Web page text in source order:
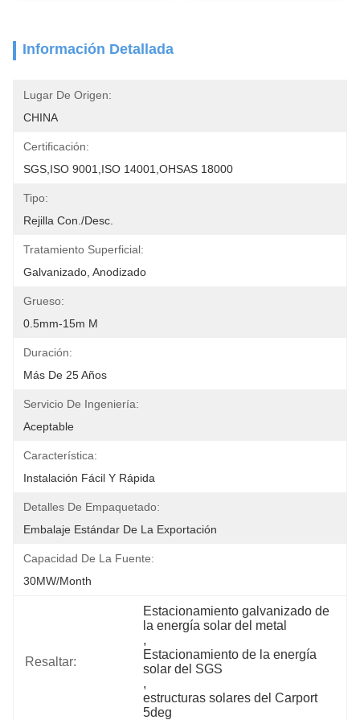
Información Detallada
Lugar De Origen:
CHINA
Certificación:
SGS,ISO 9001,ISO 14001,OHSAS 18000
Tipo:
Rejilla Con./desc.
Tratamiento Superficial:
Galvanizado, Anodizado
Grueso:
0.5mm-15m M
Duración:
Más De 25 Años
Servicio De Ingeniería:
Aceptable
Característica:
Instalación Fácil Y Rápida
Detalles De Empaquetado:
Embalaje Estándar De La Exportación
Capacidad De La Fuente:
30MW/month
Resaltar:
Estacionamiento galvanizado de
la energía solar del metal
,
Estacionamiento de la energía
solar del SGS
,
estructuras solares del Carport
5deg